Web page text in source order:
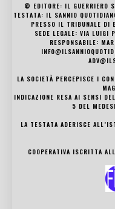
© EDITORE: IL GUERRIERO
TESTATA: IL SANNIO
PRESSO IL TRIBUNALE DI
SEDE LEGALE: VIA LUIGI
RESPONSABILE:
LA SOCIETÀ PERCEPISCE I
INDICAZIONE RESA AI SENSI
5 DEL
LA TESTATA ADERISCE
COOPERATIVA ISCRITTA